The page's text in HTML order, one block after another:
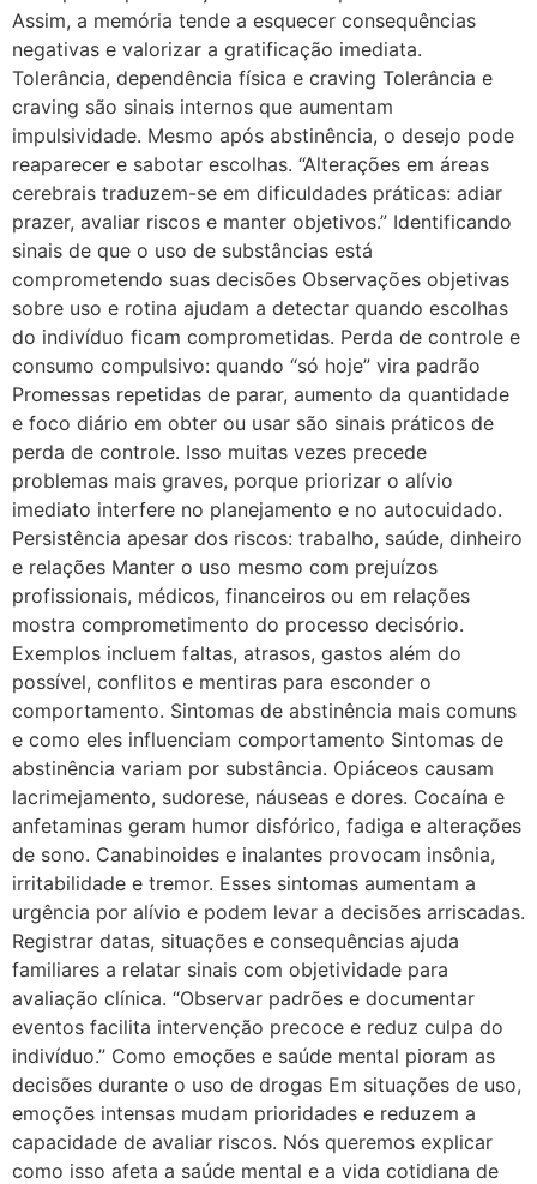
Assim, a memória tende a esquecer consequências
negativas e valorizar a gratificação imediata.
Tolerância, dependência física e craving Tolerância e
craving são sinais internos que aumentam
impulsividade. Mesmo após abstinência, o desejo pode
reaparecer e sabotar escolhas. “Alterações em áreas
cerebrais traduzem-se em dificuldades práticas: adiar
prazer, avaliar riscos e manter objetivos.” Identificando
sinais de que o uso de substâncias está
comprometendo suas decisões Observações objetivas
sobre uso e rotina ajudam a detectar quando escolhas
do indivíduo ficam comprometidas. Perda de controle e
consumo compulsivo: quando “só hoje” vira padrão
Promessas repetidas de parar, aumento da quantidade
e foco diário em obter ou usar são sinais práticos de
perda de controle. Isso muitas vezes precede
problemas mais graves, porque priorizar o alívio
imediato interfere no planejamento e no autocuidado.
Persistência apesar dos riscos: trabalho, saúde, dinheiro
e relações Manter o uso mesmo com prejuízos
profissionais, médicos, financeiros ou em relações
mostra comprometimento do processo decisório.
Exemplos incluem faltas, atrasos, gastos além do
possível, conflitos e mentiras para esconder o
comportamento. Sintomas de abstinência mais comuns
e como eles influenciam comportamento Sintomas de
abstinência variam por substância. Opiáceos causam
lacrimejamento, sudorese, náuseas e dores. Cocaína e
anfetaminas geram humor disfórico, fadiga e alterações
de sono. Canabinoides e inalantes provocam insônia,
irritabilidade e tremor. Esses sintomas aumentam a
urgência por alívio e podem levar a decisões arriscadas.
Registrar datas, situações e consequências ajuda
familiares a relatar sinais com objetividade para
avaliação clínica. “Observar padrões e documentar
eventos facilita intervenção precoce e reduz culpa do
indivíduo.” Como emoções e saúde mental pioram as
decisões durante o uso de drogas Em situações de uso,
emoções intensas mudam prioridades e reduzem a
capacidade de avaliar riscos. Nós queremos explicar
como isso afeta a saúde mental e a vida cotidiana de